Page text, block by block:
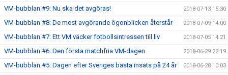
VM-bubblan #9: Nu ska det avgöras! 2018-07-13 15:30
VM-bubblan #8: De mest avgörande ögonblicken återstår 2018-07-09 14:00
VM-bubblan #7: Ett VM väcker fotbollsintressen till liv 2018-07-05 14:21
VM-bubblan #6: Den första matchfria VM-dagen 2018-06-29 22:19
VM-bubblan #5: Dagen efter Sveriges bästa insats på 24 år 2018-06-28 10:03